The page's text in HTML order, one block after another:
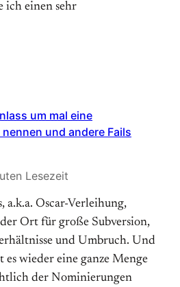
ich einen sehr
um mal eine
und andere Fails
Lesezeit
a.k.a. Oscar-Verleihung,
Ort für große Subversion,
und Umbruch. Und
es wieder eine ganze Menge
der Nominierungen